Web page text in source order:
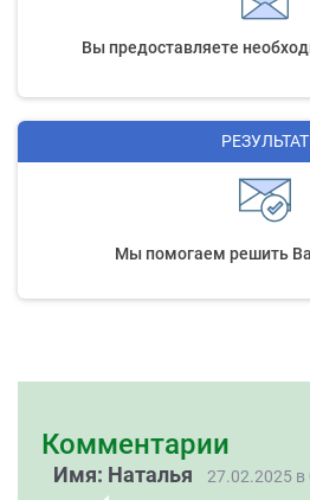
Вы предоставляете
РЕЗУЛЬТАТ
Мы помогаем решить
Комментарии
Имя: Наталья 27.02.2025 в